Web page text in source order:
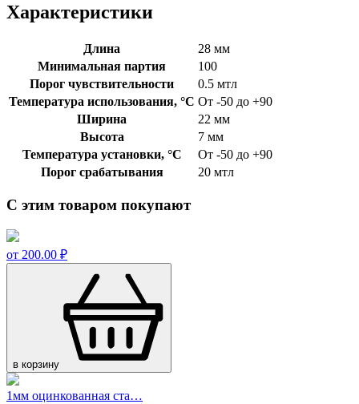
Характеристики
Длина
28 мм
Минимальная партия
100
Порог чувствительности
0.5 мтл
Температура использования, °C От -50 до +90
Ширина
22 мм
Высота
7 мм
Температура установки, °C
От -50 до +90
Порог срабатывания
20 мтл
С этим товаром покупают
от 200.00 ₽
в корзину
1мм оцинкованная ста…